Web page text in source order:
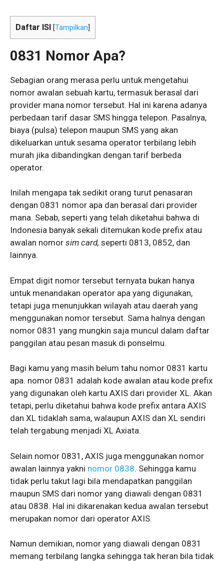
Daftar ISI [Tampilkan
0831 Nomor Apa?
Sebagian orang merasa perlu untuk mengetahui
nomor awalan sebuah kartu, termasuk berasal dari
provider mana nomor tersebut. Hal ini karena adanya
perbedaan tarif dasar SMS hingga telepon. Pasalnya,
biaya (pulsa) telepon maupun SMS yang akan
dikeluarkan untuk sesama operator terbilang lebih
murah jika dibandingkan dengan tarif berbeda
operator.
Inilah mengapa tak sedikit orang turut penasaran
dengan 0831 nomor apa dan berasal dari provider
mana. Sebab, seperti yang telah diketahui bahwa di
Indonesia banyak sekali ditemukan kode prefix atau
awalan nomor sim card, seperti 0813, 0852, dan
lainnya.
Empat digit nomor tersebut ternyata bukan hanya
untuk menandakan operator apa yang digunakan,
tetapi juga menunjukkan wilayah atau daerah yang
menggunakan nomor tersebut. Sama halnya dengan
nomor 0831 yang mungkin saja muncul dalam daftar
panggilan atau pesan masuk di ponselmu.
Bagi kamu yang masih belum tahu nomor 0831 kartu
apa. nomor 0831 adalah kode awalan atau kode prefix
yang digunakan oleh kartu AXIS dari provider XL. Akan
tetapi, perlu diketahui bahwa kode prefix antara AXIS
dan XL tidaklah sama, walaupun AXIS dan XL sendiri
telah tergabung menjadi XL Axiata.
Selain nomor 0831, AXIS juga menggunakan nomor
awalan lainnya yakni nomor 0838. Sehingga kamu
tidak perlu takut lagi bila mendapatkan panggilan
maupun SMS dari nomor yang diawali dengan 0831
atau 0838. Hal ini dikarenakan kedua awalan tersebut
merupakan nomor dari operator AXIS.
Namun demikian, nomor yang diawali dengan 0831
memang terbilang langka sehingga tak heran bila tidak